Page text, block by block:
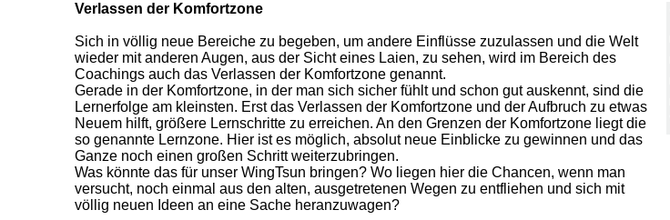
Verlassen der Komfortzone
Sich in völlig neue Bereiche zu begeben, um andere Einflüsse zuzulassen und die Welt
wieder mit anderen Augen, aus der Sicht eines Laien, zu sehen, wird im Bereich des
Coachings auch das Verlassen der Komfortzone genannt.
Gerade in der Komfortzone, in der man sich sicher fühlt und schon gut auskennt, sind die
Lernerfolge am kleinsten. Erst das Verlassen der Komfortzone und der Aufbruch zu etwas
Neuem hilft, größere Lernschritte zu erreichen. An den Grenzen der Komfortzone liegt die
so genannte Lernzone. Hier ist es möglich, absolut neue Einblicke zu gewinnen und das
Ganze noch einen großen Schritt weiterzubringen.
Was könnte das für unser WingTsun bringen? Wo liegen hier die Chancen, wenn man
versucht, noch einmal aus den alten, ausgetretenen Wegen zu entfliehen und sich mit
völlig neuen Ideen an eine Sache heranzuwagen?